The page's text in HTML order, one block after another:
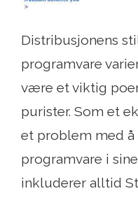
Distribusjonens
programvare
være et viktig
purister. Som et
et problem med
programvare i
inkluderer alltid